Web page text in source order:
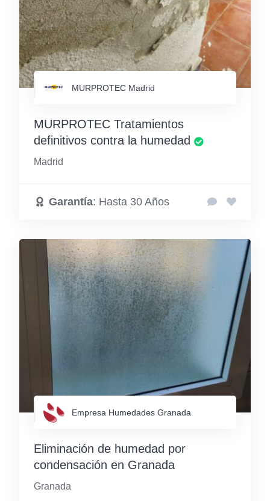
MURPROTEC Madrid
MURPROTEC Tratamientos
definitivos contra la humedad
Madrid
Garantía: Hasta 30 Años
Empresa Humedades Granada
Eliminación de humedad por
condensación en Granada
Granada